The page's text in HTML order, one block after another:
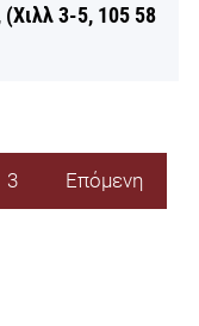
3-5, 105 58
3 Επόμενη